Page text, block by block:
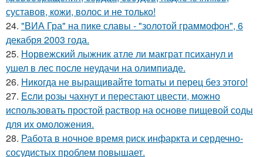
суставов, кожи, волос и не только!
24. "ВИА Гра" на пике славы - "золотой граммофон", 6
декабря 2003 года.
25. Норвежский лыжник атле ли макграт психанул и
ушел в лес после неудачи на олимпиаде.
26. Hикогда не выращивайте tomаты и перец без этого!
27. Ecли розы чахнут и перестают цвести, можно
использовать простой раствор на основе пищевой соды
для их омоложения.
28. Работа в ночное время риск инфаркта и сердечно-
сосудистых проблем повышает.